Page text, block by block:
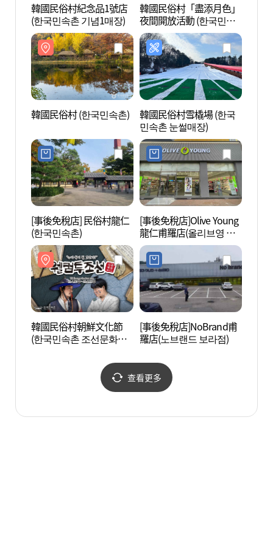
韓國民俗村紀念品1號店
(한국민속촌 기념1매장)
韓國民俗村「盡添月色」
夜間開放活動 (한국민속
촌 야간개장 달빛을 더하
다)
韓國民俗村 (한국민속촌)
韓國民俗村雪橇場 (한국
민속촌 눈썰매장)
[事後免稅店] 民俗村龍仁
(한국민속촌)
[事後免稅店]Olive Young
龍仁甫羅店(올리브영 용
인보라점)
韓國民俗村朝鮮文化節
(한국민속촌 조선문화축
[事後免稅店]NoBrand甫
羅店(노브랜드 보라점)
查看更多